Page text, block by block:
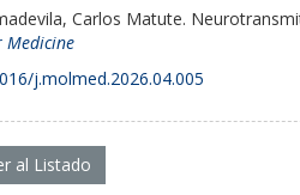
Carlos Matute.
Medicine
j.molmed.2026.04.005
al Listado